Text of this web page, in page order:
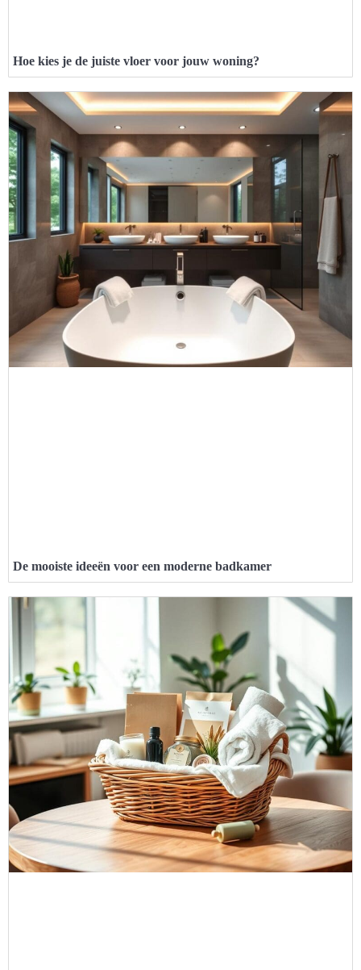
Hoe kies je de juiste vloer voor jouw woning?
De mooiste ideeën voor een moderne badkamer